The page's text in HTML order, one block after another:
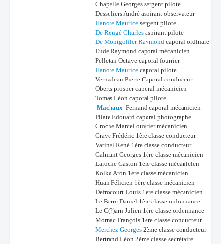
Chapelle Georges sergent pilote
Dessoliers André aspirant observateur
Hanote Maurice sergent pilote
De Rougé Charles aspirant pilote
De Montgolfier Raymond caporal ordinare
Eude Raymond caporal mécanicien
Pelletan Octave caporal fourrier
Hanote Maurice caporal pilote
Vernadeau Pierre Caporal conduceur
Oberts prosper caporal mécanicien
Tomas Léon caporal pilote
Machaux Fernand caporal mécanicien
Pilate Edouard caporal photographe
Croche Marcel ouvrier mécanicien
Grave Frédéric 1ère classe conducteur
Vatinel René 1ère classe conducteur
Galmant Georges 1ère classe mécanicien
Laroche Gaston 1ère classe mécanicien
Kolko Aron 1ère classe mécanicien
Huan Félicien 1ère classe mécanicien
Defrocourt Louis 1ère classe mécanicien
Le Berre Daniel 1ère classe ordonnance
Le C(?)arn Julien 1ère classe ordonnance
Mornac François 1ère classe conducteur
Merchez Georges 2ème classe conducteur
Bertrand Léon 2ème classe secrétaire